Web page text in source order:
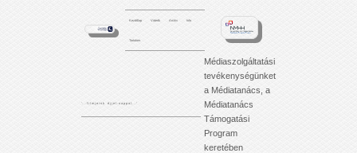
Kezdőlap Videók Archív Info
Tartalom
'. . . f i l m j e i n k é j j e l - n a p p a l . . .'
Médiaszolgáltatási
tevékenységünket
a Médiatanács, a
Médiatanács
Támogatási
Program
keretében